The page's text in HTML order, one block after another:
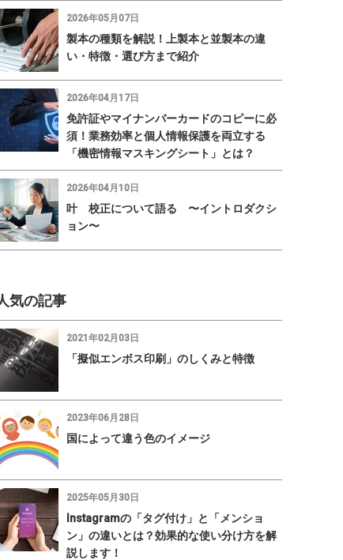
2026年05月07日
製本の種類を解説！上製本と並製本の違
い・特徴・選び方まで紹介
2026年04月17日
免許証やマイナンバーカードのコピーに必
須！業務効率と個人情報保護を両立する
「機密情報マスキングシート」とは？
2026年04月10日
叶 校正について語る 〜イントロダクシ
ョン〜
気の記事
2021年02月03日
「擬似エンボス印刷」のしくみと特徴
2023年06月28日
国によって違う色のイメージ
2025年05月30日
Instagramの「タグ付け」と「メンショ
ン」の違いとは？効果的な使い分け方を解
説します！